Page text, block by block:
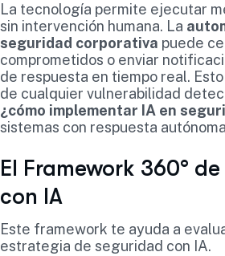
La tecnología permite ejecutar
sin intervención humana. La
seguridad corporativa puede
comprometidos o enviar
de respuesta en tiempo real.
de cualquier vulnerabilidad
¿cómo implementar IA en
sistemas con respuesta
El Framework 360°
con IA
Este framework te ayuda a
estrategia de seguridad con IA.